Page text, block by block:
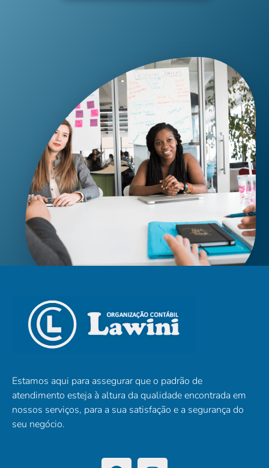
Estamos aqui para assegurar que o padrão de
atendimento esteja à altura da qualidade encontrada em
nossos serviços, para a sua satisfação e a segurança do
seu negócio.